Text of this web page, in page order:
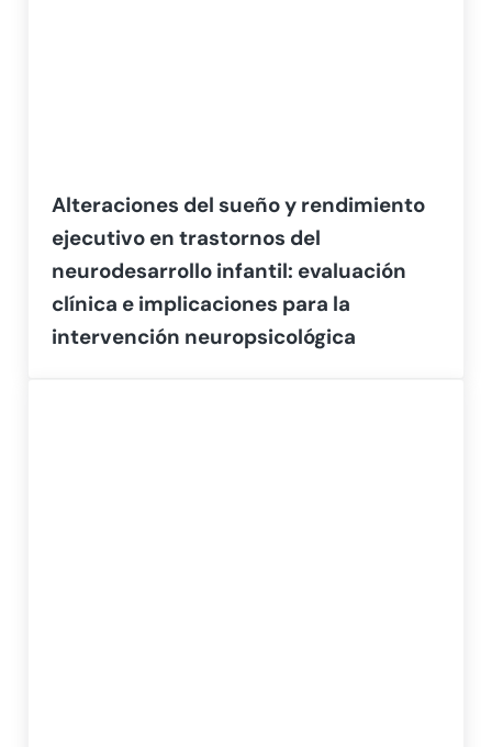
Alteraciones del sueño y rendimiento
ejecutivo en trastornos del
neurodesarrollo infantil: evaluación
clínica e implicaciones para la
intervención neuropsicológica